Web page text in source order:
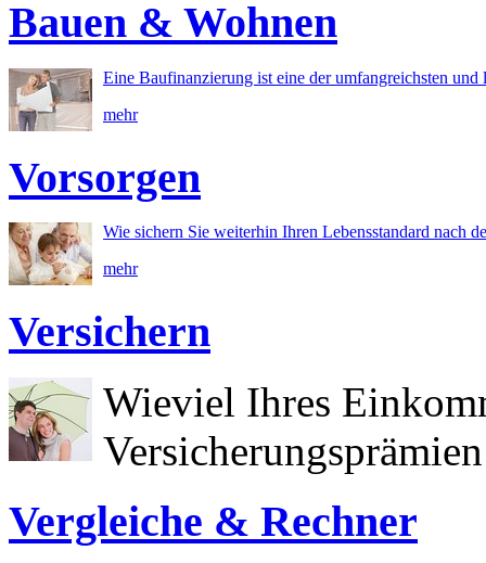
Bauen & Wohnen
Eine Baufinanzierung ist eine der umfangreichsten
mehr
Vorsorgen
Wie sichern Sie weiterhin Ihren Lebensstandard nach
mehr
Versichern
Wieviel Ihres
Vergleiche & Rechner